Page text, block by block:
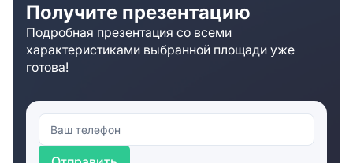
Получите презентацию
Подробная презентация со всеми
характеристиками выбранной площади уже
готова!